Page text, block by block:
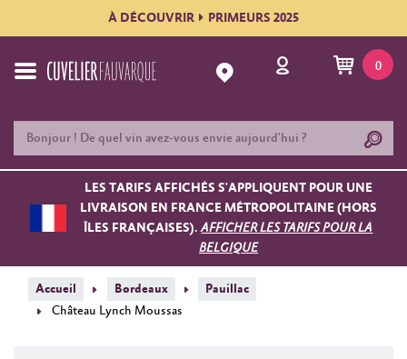
À DÉCOUVRIR PRIMEURS 2025
0
LES TARIFS AFFICHÉS S'APPLIQUENT POUR UNE
LIVRAISON EN FRANCE MÉTROPOLITAINE (HORS
ÎLES FRANÇAISES).AFFICHER LES TARIFS POUR LA
BELGIQUE
Accueil Bordeaux
Pauillac
Château Lynch Moussas